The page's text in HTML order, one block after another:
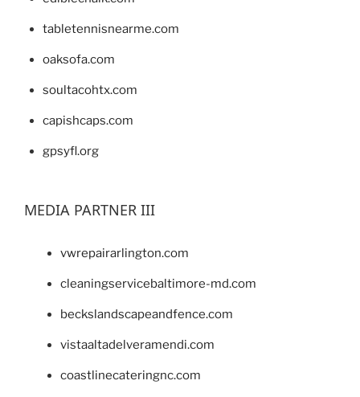
tabletennisnearme.com
oaksofa.com
soultacohtx.com
capishcaps.com
gpsyfl.org
MEDIA PARTNER III
vwrepairarlington.com
cleaningservicebaltimore-md.com
beckslandscapeandfence.com
vistaaltadelveramendi.com
coastlinecateringnc.com